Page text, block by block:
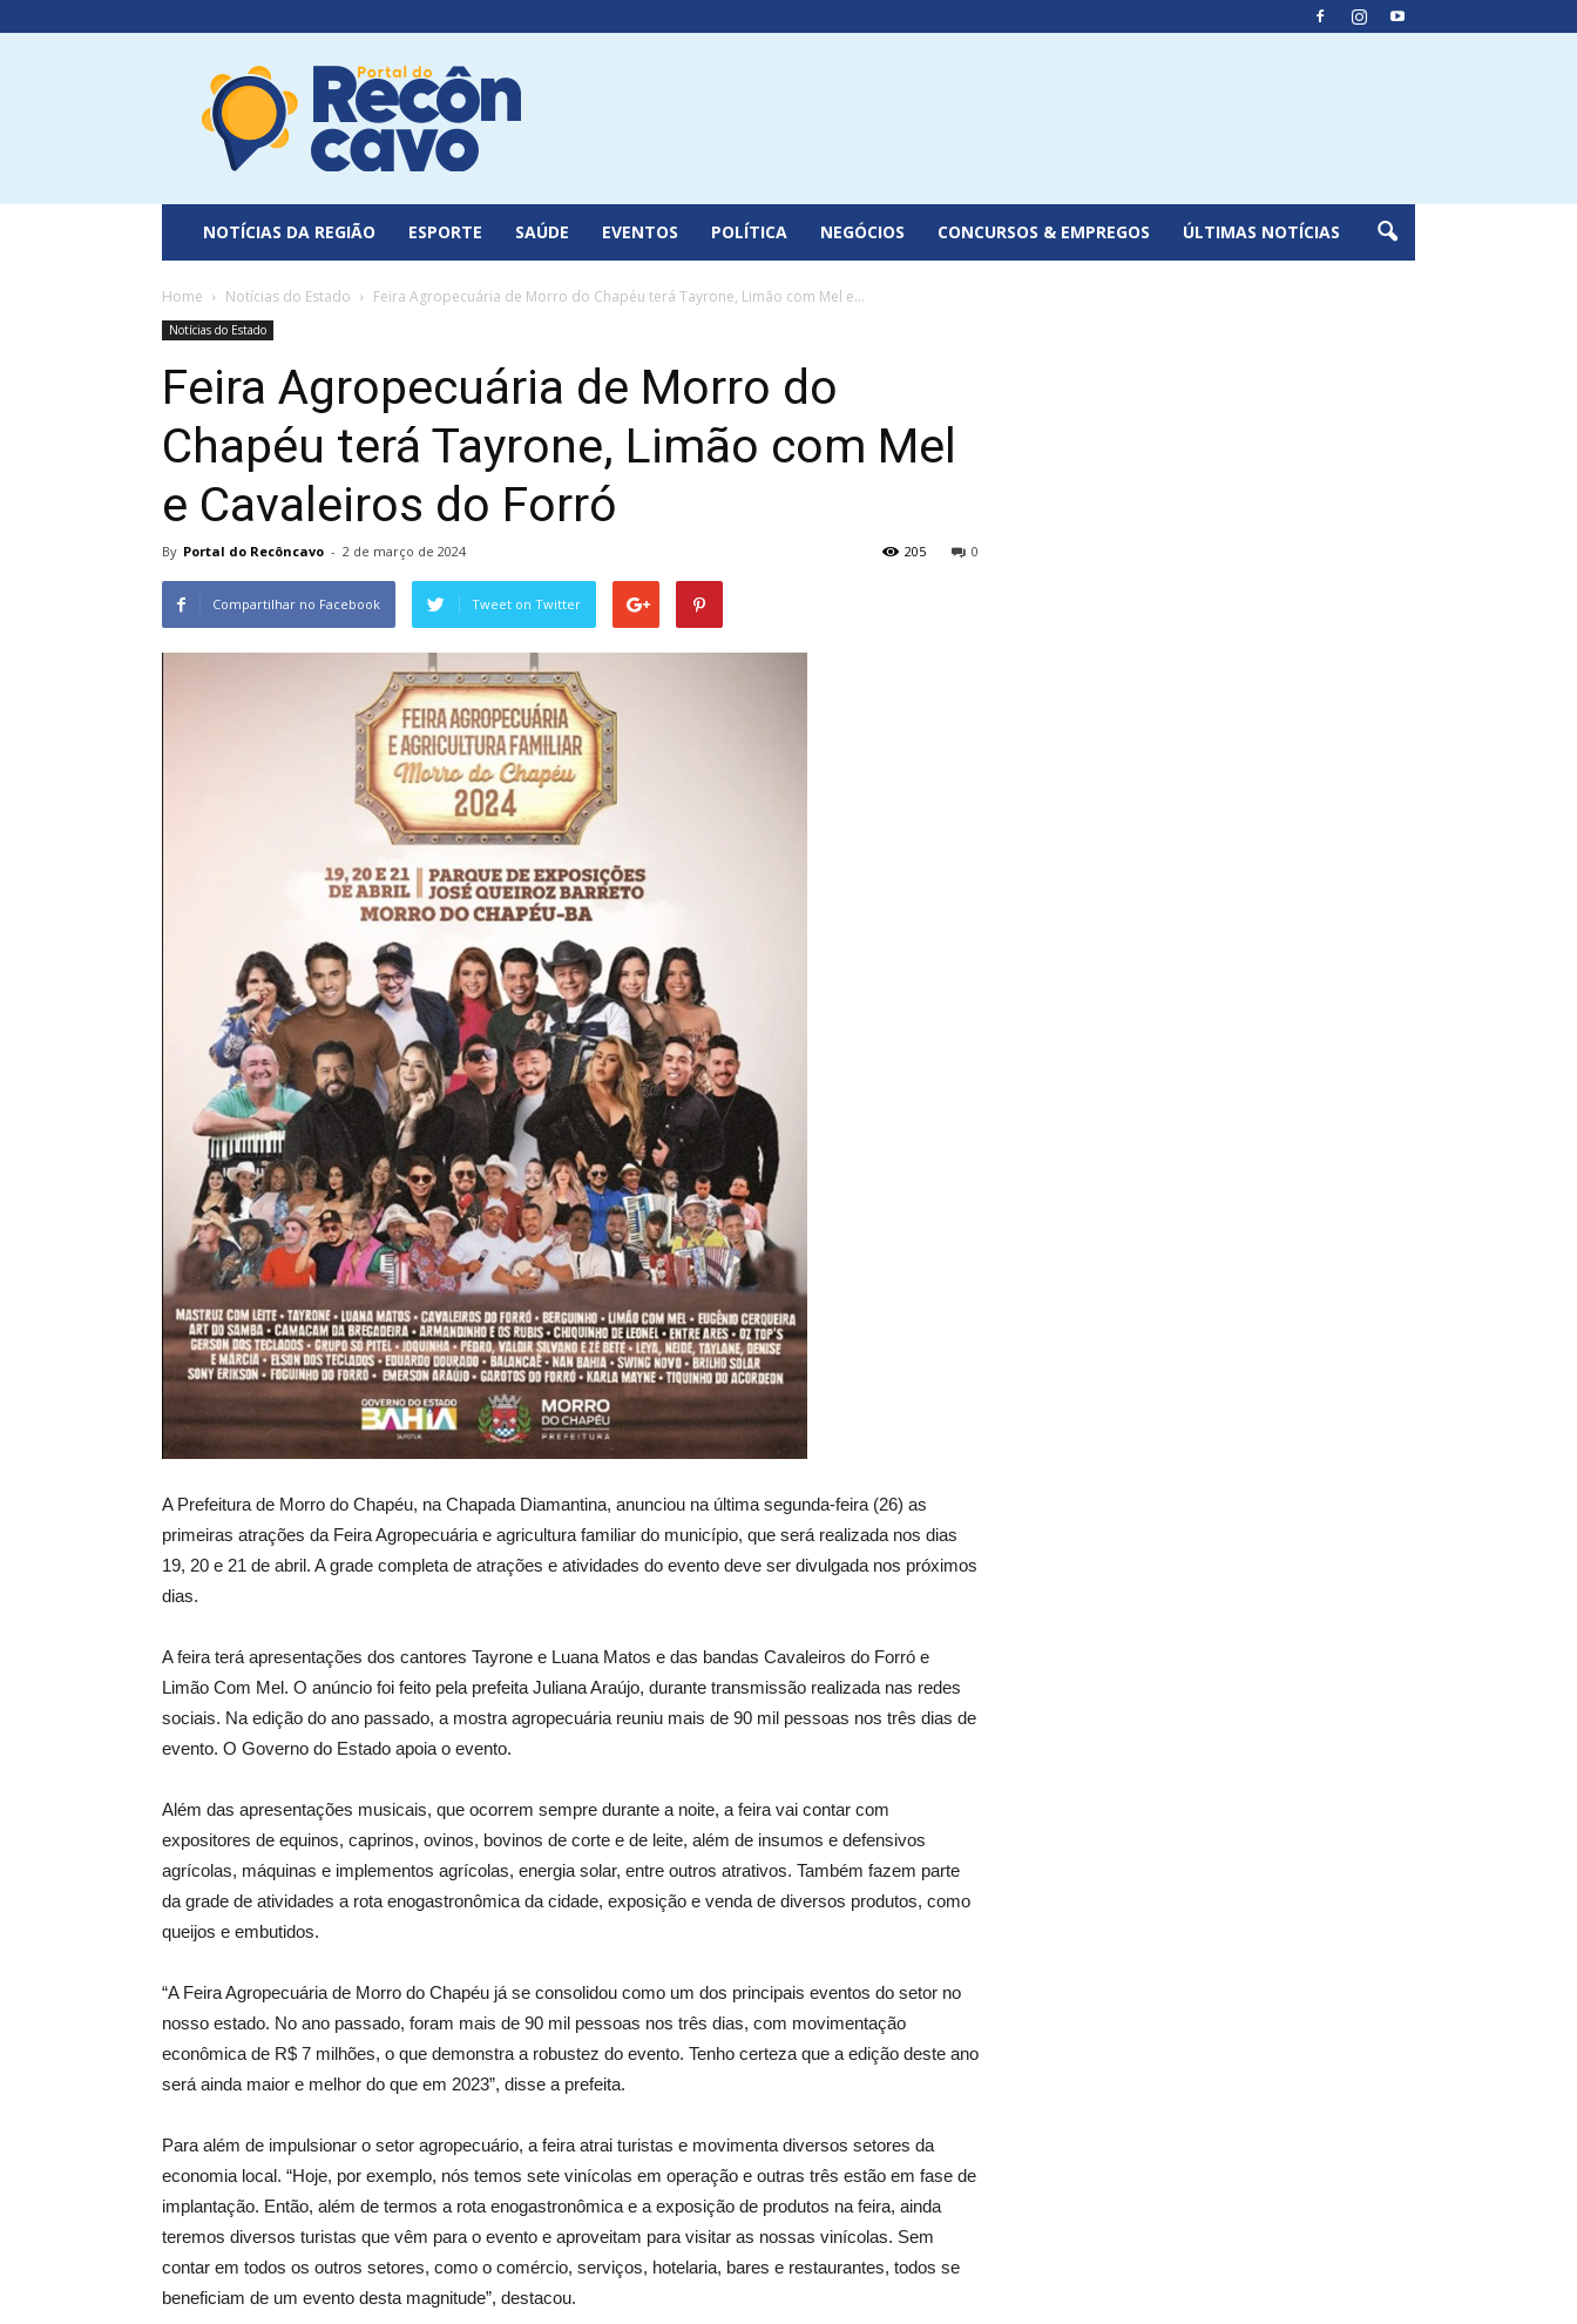
Portal
do
Recôncavo
NOTÍCIAS DA REGIÃO ESPORTE SAÚDE EVENTOS POLÍTICA NEGÓCIOS CONCURSOS & EMPREGOS ÚLTIMAS NOTÍCIAS
Home Notícias do Estado Feira Agropecuária de Morro do Chapéu terá Tayrone, Limão com Mel e...
Notícias do Estado
Feira Agropecuária de Morro do
Chapéu terá Tayrone, Limão com Mel
e Cavaleiros do Forró
By Portal do Recôncavo - 2 de março de 2024 0
205
Compartilhar no Facebook Tweet on Twitter
A Prefeitura de Morro do Chapéu, na Chapada Diamantina, anunciou na última segunda-feira (26) as
primeiras atrações da Feira Agropecuária e agricultura familiar do município, que será realizada nos dias
19, 20 e 21 de abril. A grade completa de atrações e atividades do evento deve ser divulgada nos próximos
dias.
A feira terá apresentações dos cantores Tayrone e Luana Matos e das bandas Cavaleiros do Forró e
Limão Com Mel. O anúncio foi feito pela prefeita Juliana Araújo, durante transmissão realizada nas redes
sociais. Na edição do ano passado, a mostra agropecuária reuniu mais de 90 mil pessoas nos três dias de
evento. O Governo do Estado apoia o evento.
Além das apresentações musicais, que ocorrem sempre durante a noite, a feira vai contar com
expositores de equinos, caprinos, ovinos, bovinos de corte e de leite, além de insumos e defensivos
agrícolas, máquinas e implementos agrícolas, energia solar, entre outros atrativos. Também fazem parte
da grade de atividades a rota enogastronômica da cidade, exposição e venda de diversos produtos, como
queijos e embutidos.
“A Feira Agropecuária de Morro do Chapéu já se consolidou como um dos principais eventos do setor no
nosso estado. No ano passado, foram mais de 90 mil pessoas nos três dias, com movimentação
econômica de R$ 7 milhões, o que demonstra a robustez do evento. Tenho certeza que a edição deste ano
será ainda maior e melhor do que em 2023”, disse a prefeita.
Para além de impulsionar o setor agropecuário, a feira atrai turistas e movimenta diversos setores da
economia local. “Hoje, por exemplo, nós temos sete vinícolas em operação e outras três estão em fase de
implantação. Então, além de termos a rota enogastronômica e a exposição de produtos na feira, ainda
teremos diversos turistas que vêm para o evento e aproveitam para visitar as nossas vinícolas. Sem
contar em todos os outros setores, como o comércio, serviços, hotelaria, bares e restaurantes, todos se
beneficiam de um evento desta magnitude”, destacou.